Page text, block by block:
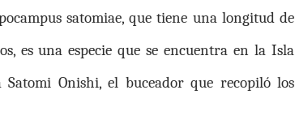
satomiae, que tiene una longitud de
es una especie que se encuentra en la Isla
Onishi, el buceador que recopiló los